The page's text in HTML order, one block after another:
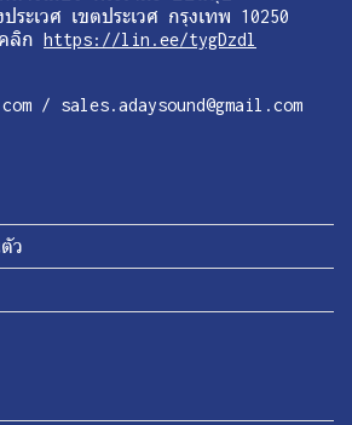
ระเวศ เขตประเวศ กรุงเทพ 10250
ลิก https://lin.ee/tygDzdl
/ sales.adaysound@gmail.com
ว